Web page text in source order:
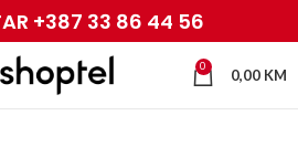
+387 33 86 44 56
0 0,00 KM